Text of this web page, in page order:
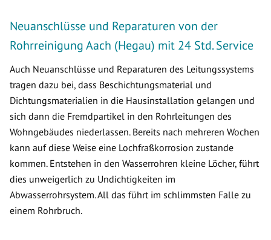
Neuanschlüsse und Reparaturen von der
Rohrreinigung Aach (Hegau) mit 24 Std. Service
Auch Neuanschlüsse und Reparaturen des Leitungssystems
tragen dazu bei, dass Beschichtungsmaterial und
Dichtungsmaterialien in die Hausinstallation gelangen und
sich dann die Fremdpartikel in den Rohrleitungen des
Wohngebäudes niederlassen. Bereits nach mehreren Wochen
kann auf diese Weise eine Lochfraßkorrosion zustande
kommen. Entstehen in den Wasserrohren kleine Löcher, führt
dies unweigerlich zu Undichtigkeiten im
Abwasserrohrsystem. All das führt im schlimmsten Falle zu
einem Rohrbruch.